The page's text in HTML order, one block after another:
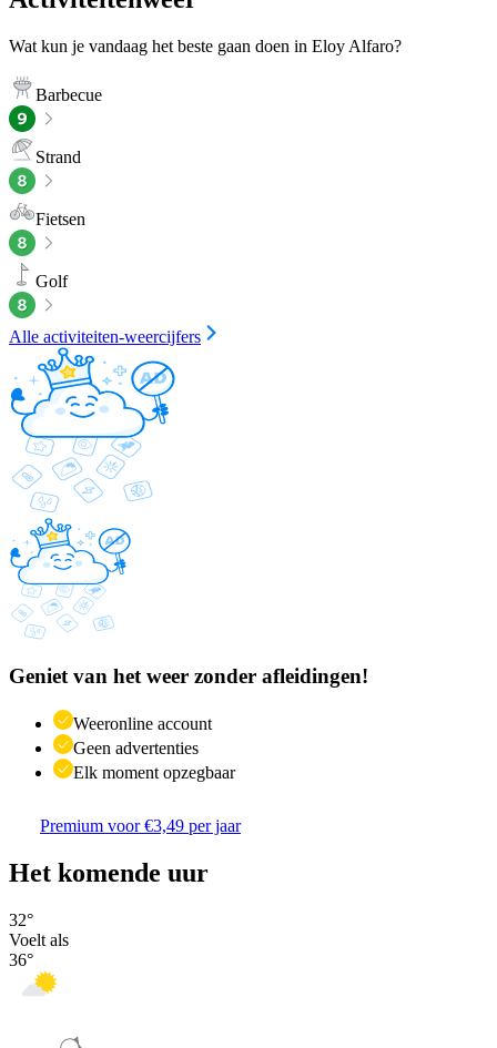
Wat kun je vandaag het beste gaan doen in Eloy Alfaro?
Barbecue
Strand
Fietsen
Golf
Alle activiteiten-weercijfers
Geniet van het weer zonder afleidingen!
Weeronline account
Geen advertenties
Elk moment opzegbaar
Premium voor €3,49 per jaar
Het komende uur
32°
Voelt als
36°